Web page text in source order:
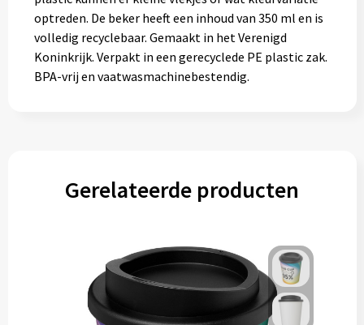
optreden. De beker heeft een inhoud van 350 ml en is
volledig recyclebaar. Gemaakt in het Verenigd
Koninkrijk. Verpakt in een gerecyclede PE plastic zak.
BPA-vrij en vaatwasmachinebestendig.
Gerelateerde producten